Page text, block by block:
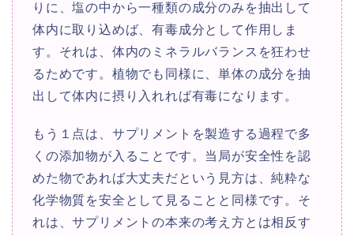
りに、塩の中から一種類の成分のみを抽出して
体内に取り込めば、有毒成分として作用しま
す。それは、体内のミネラルバランスを狂わせ
るためです。植物でも同様に、単体の成分を抽
出して体内に摂り入れれば有毒になります。
もう１点は、サプリメントを製造する過程で多
くの添加物が入ることです。当局が安全性を認
めた物であれば大丈夫だという見方は、純粋な
化学物質を安全として見ることと同様です。そ
れは、サプリメントの本来の考え方とは相反す